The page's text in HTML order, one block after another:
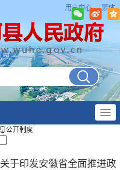
用户中心 繁体
公开制度
于印发安徽省全面推进政